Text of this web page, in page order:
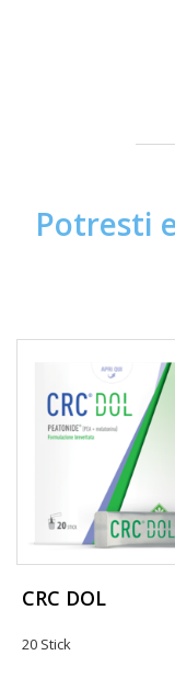
Potresti
CRC DOL
20 Stick